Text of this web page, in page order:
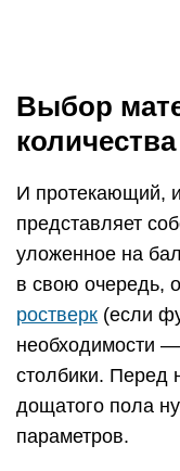
при
сечения —
при 3 м:
при 4 м:
при 5 м: